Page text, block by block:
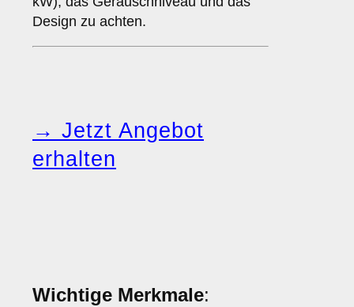
Design zu achten.
→ Jetzt Angebot
erhalten
Wichtige Merkmale: